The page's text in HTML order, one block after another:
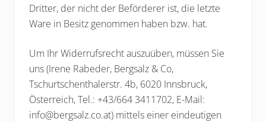
Dritter, der nicht der Beförderer ist, die letzte
Ware in Besitz genommen haben bzw. hat.
Um Ihr Widerrufsrecht auszuüben, müssen Sie
uns (Irene Rabeder, Bergsalz & Co,
Tschurtschenthalerstr. 4b, 6020 Innsbruck,
Österreich, Tel.: +43/664 3411702, E-Mail:
info@bergsalz.co.at) mittels einer eindeutigen